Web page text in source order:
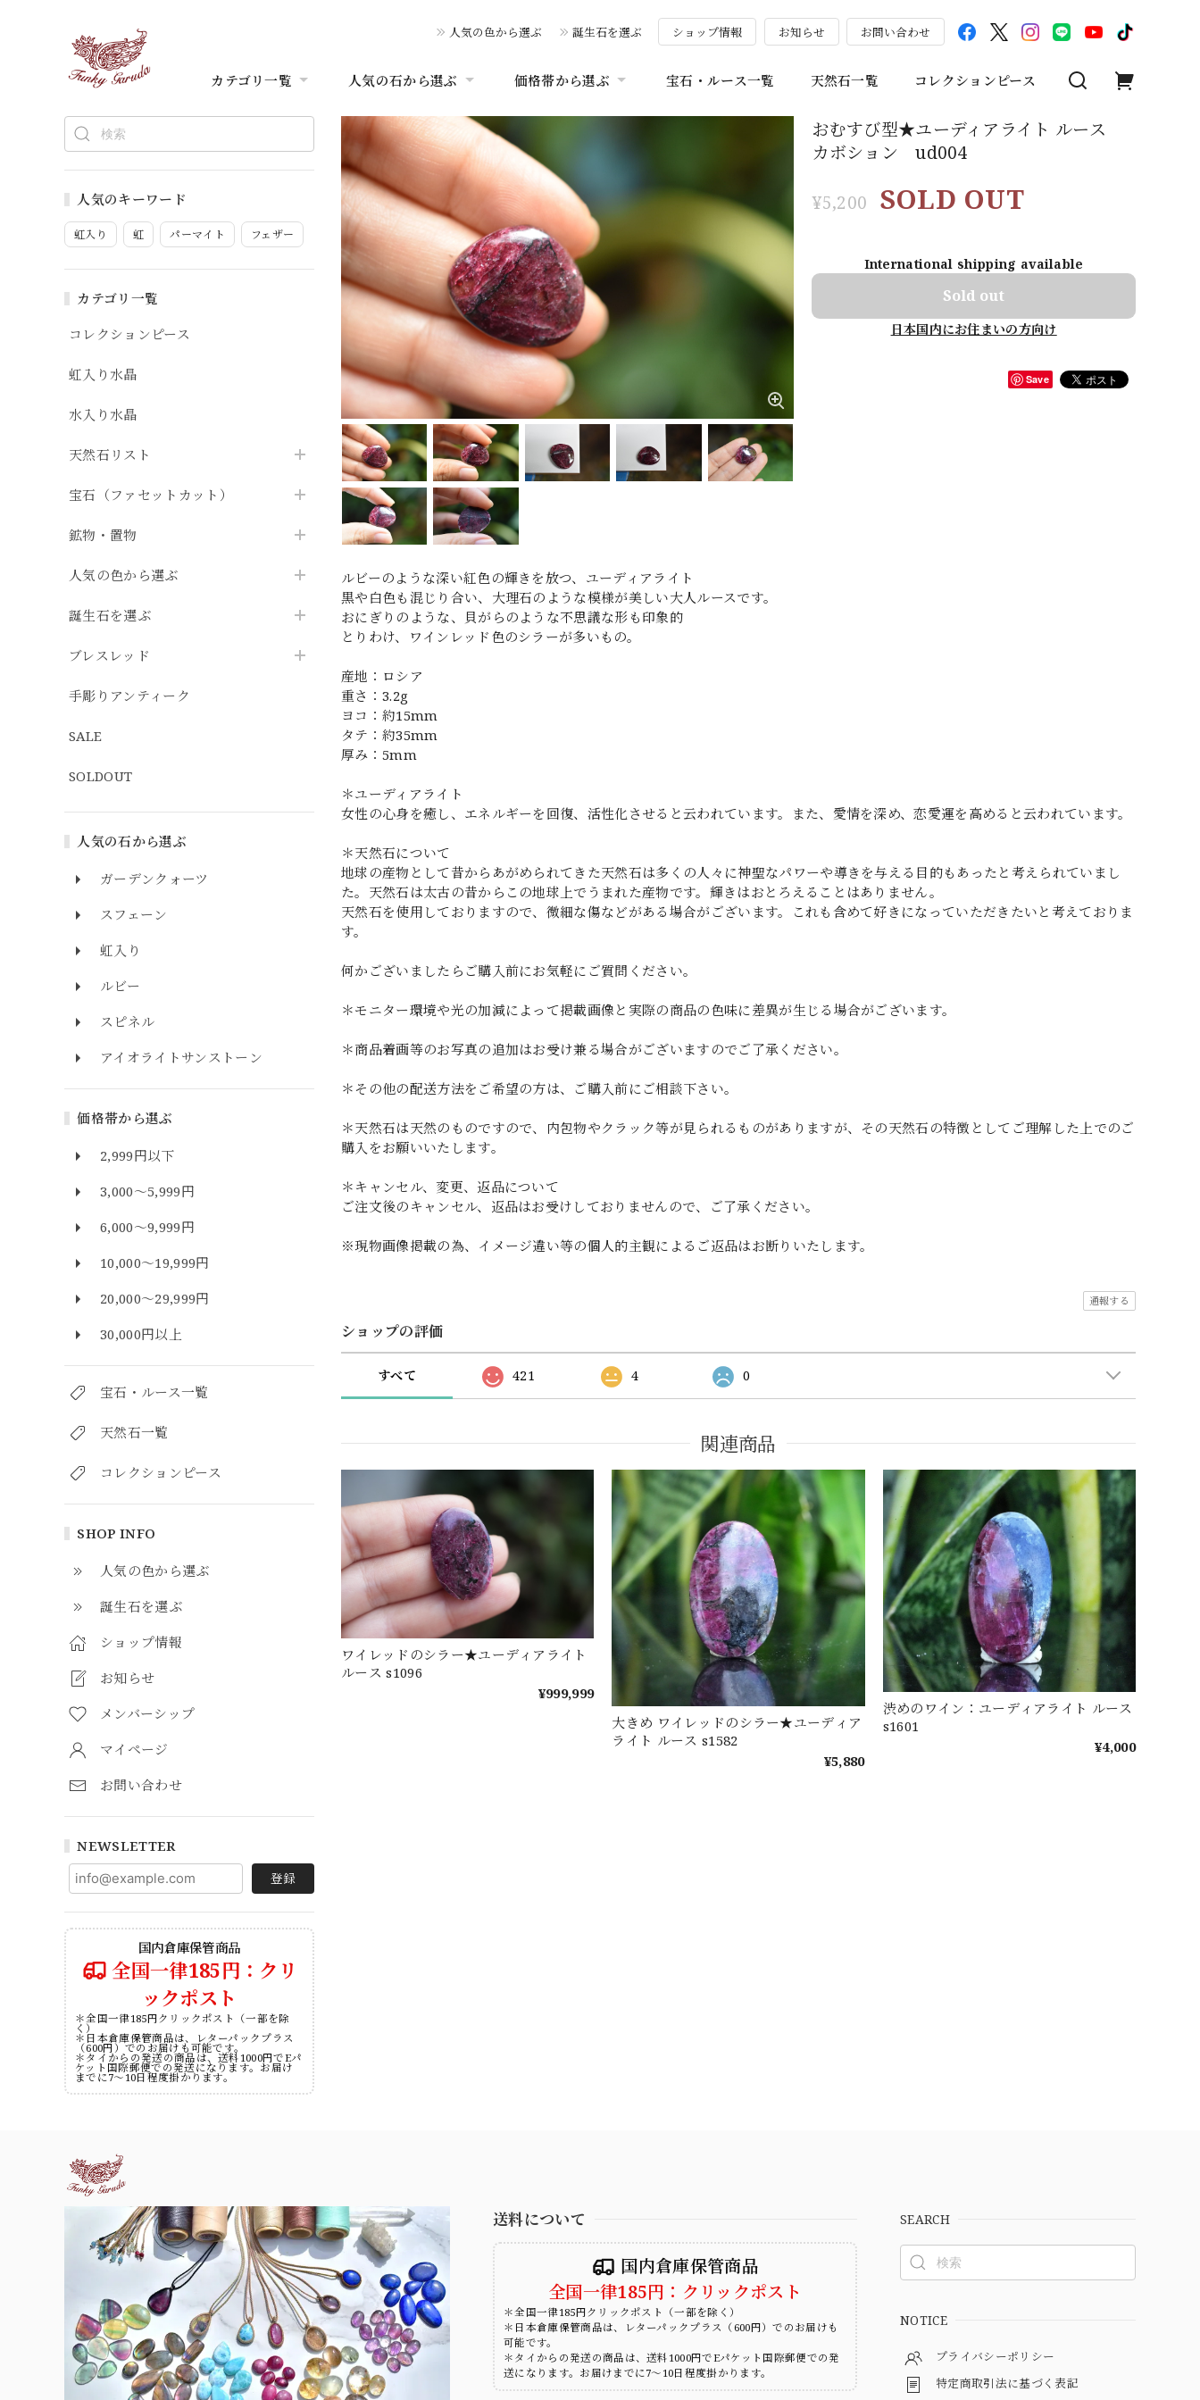
人気の色から選ぶ 誕生石を選ぶ ショップ情報 お知らせ お問い合わせ
カテゴリ一覧 人気の石から選ぶ 価格帯から選ぶ 宝石・ルース一覧 天然石一覧 コレクションピース
人気のキーワード
虹入り 虹 パーマイト フェザー
カテゴリ一覧
コレクションピース
虹入り水晶
水入り水晶
天然石リスト
宝石（ファセットカット）
鉱物・置物
人気の色から選ぶ
誕生石を選ぶ
ブレスレッド
手彫りアンティーク
SALE
SOLDOUT
人気の石から選ぶ
ガーデンクォーツ
スフェーン
虹入り
ルビー
スピネル
アイオライトサンストーン
価格帯から選ぶ
2,999円以下
3,000～5,999円
6,000～9,999円
10,000～19,999円
20,000～29,999円
30,000円以上
宝石・ルース一覧
天然石一覧
コレクションピース
SHOP INFO
人気の色から選ぶ
誕生石を選ぶ
ショップ情報
お知らせ
メンバーシップ
マイページ
お問い合わせ
NEWSLETTER
登録
国内倉庫保管商品
全国一律185円：クリ
ックポスト
＊全国一律185円クリックポスト（一部を除
く）
＊日本倉庫保管商品は、レターパックプラス
（600円）でのお届けも可能です。
＊タイからの発送の商品は、送料1000円でEパ
ケット国際郵便での発送になります。お届け
までに7～10日程度掛かります。
おむすび型★ユーディアライト ルース
カボション ud004
¥5,200 SOLD OUT
International shipping available
Sold out
日本国内にお住まいの方向け
Save
ルビーのような深い紅色の輝きを放つ、ユーディアライト
黒や白色も混じり合い、大理石のような模様が美しい大人ルースです。
おにぎりのような、貝がらのような不思議な形も印象的
とりわけ、ワインレッド色のシラーが多いもの。
産地：ロシア
重さ：3.2g
ヨコ：約15mm
タテ：約35mm
厚み：5mm
＊ユーディアライト
女性の心身を癒し、エネルギーを回復、活性化させると云われています。また、愛情を深め、恋愛運を高めると云われています。
＊天然石について
地球の産物として昔からあがめられてきた天然石は多くの人々に神聖なパワーや導きを与える目的もあったと考えられていまし
た。天然石は太古の昔からこの地球上でうまれた産物です。輝きはおとろえることはありません。
天然石を使用しておりますので、微細な傷などがある場合がございます。これも含めて好きになっていただきたいと考えておりま
す。
何かございましたらご購入前にお気軽にご質問ください。
＊モニター環境や光の加減によって掲載画像と実際の商品の色味に差異が生じる場合がございます。
＊商品着画等のお写真の追加はお受け兼る場合がございますのでご了承ください。
＊その他の配送方法をご希望の方は、ご購入前にご相談下さい。
＊天然石は天然のものですので、内包物やクラック等が見られるものがありますが、その天然石の特徴としてご理解した上でのご
購入をお願いいたします。
＊キャンセル、変更、返品について
ご注文後のキャンセル、返品はお受けしておりませんので、ご了承ください。
※現物画像掲載の為、イメージ違い等の個人的主観によるご返品はお断りいたします。
通報する
ショップの評価
すべて 421 4 0
関連商品
ワイレッドのシラー★ユーディアライト
ルース s1096
¥999,999
大きめ ワイレッドのシラー★ユーディア
ライト ルース s1582
¥5,880
渋めのワイン：ユーディアライト ルース
s1601
¥4,000
送料について
国内倉庫保管商品
全国一律185円：クリックポスト
＊全国一律185円クリックポスト（一部を除く）
＊日本倉庫保管商品は、レターパックプラス（600円）でのお届けも
可能です。
＊タイからの発送の商品は、送料1000円でEパケット国際郵便での発
送になります。お届けまでに7～10日程度掛かります。
SEARCH
NOTICE
プライバシーポリシー
特定商取引法に基づく表記